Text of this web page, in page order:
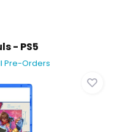
- PS5
Pre-Orders